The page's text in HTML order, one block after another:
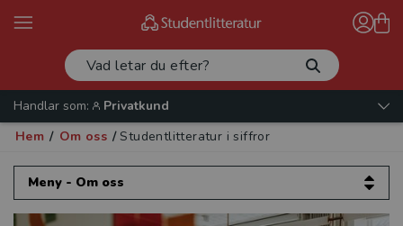
Handlar som:
Privatkund
Hem / Om oss / Studentlitteratur i siffror
Meny - Om oss
Om oss